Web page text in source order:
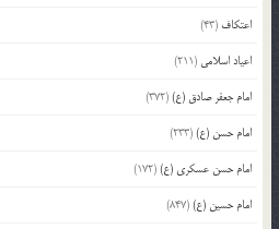
اعتکاف (43)
اعیاد اسلامی (211)
امام جعفر صادق (ع)(372)
امام حسن (ع)(233)
امام حسن عسکری (ع)(172)
امام حسین (ع)(847)